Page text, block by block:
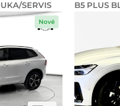
SERVIS
Nové
B5 PLUS